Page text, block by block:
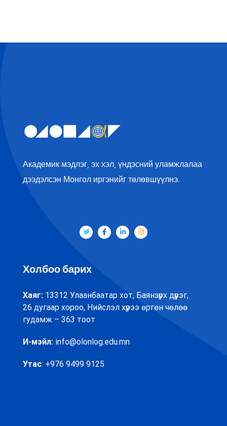
Академик мэдлэг, эх хэл, үндэсний уламжлалаа
дээдэлсэн Монгол иргэнийг төлөвшүүлнэ.
Холбоо барих
Хаяг: 13312 Улаанбаатар хот, Баянзүрх дүүрэг,
26 дугаар хороо, Нийслэл хүрээ өргөн чөлөө
гудамж – 363 тоот
И-мэйл: info@olonlog.edu.mn
Утас: +976 9499 9125